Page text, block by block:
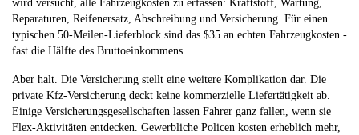
wird versucht, alle Fahrzeugkosten zu erfassen: Kraftstoff, Wartung,
Reparaturen, Reifenersatz, Abschreibung und Versicherung. Für einen
typischen 50-Meilen-Lieferblock sind das $35 an echten Fahrzeugkosten -
fast die Hälfte des Bruttoeinkommens.
Aber halt. Die Versicherung stellt eine weitere Komplikation dar. Die
private Kfz-Versicherung deckt keine kommerzielle Liefertätigkeit ab.
Einige Versicherungsgesellschaften lassen Fahrer ganz fallen, wenn sie
Flex-Aktivitäten entdecken. Gewerbliche Policen kosten erheblich mehr,